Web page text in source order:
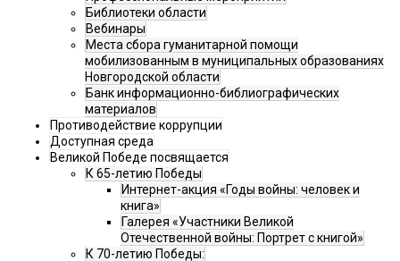
Библиотеки области
Вебинары
Места сбора гуманитарной помощи
мобилизованным в муниципальных образованиях
Новгородской области
Банк информационно-библиографических
материалов
Противодействие коррупции
Доступная среда
Великой Победе посвящается
К 65-летию Победы
Интернет-акция «Годы войны: человек и
книга»
Галерея «Участники Великой
Отечественной войны: Портрет с книгой»
К 70-летию Победы: